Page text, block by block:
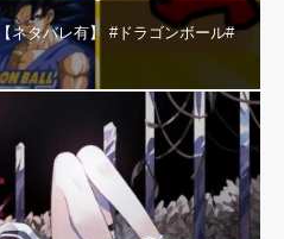
【ネタバレ有】 #ドラゴンボール#